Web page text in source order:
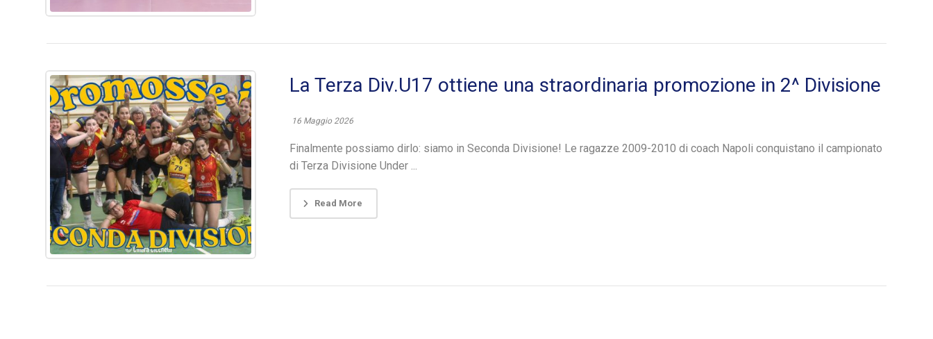
La Terza Div.U17 ottiene una straordinaria promozione in 2^ Divisione
16 Maggio 2026
Finalmente possiamo dirlo: siamo in Seconda Divisione! Le ragazze 2009-2010 di coach Napoli conquistano il campionato
di Terza Divisione Under ...
Read More